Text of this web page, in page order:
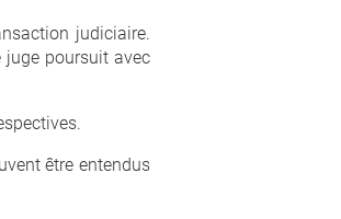
judiciaire.
juge poursuit avec
être entendus